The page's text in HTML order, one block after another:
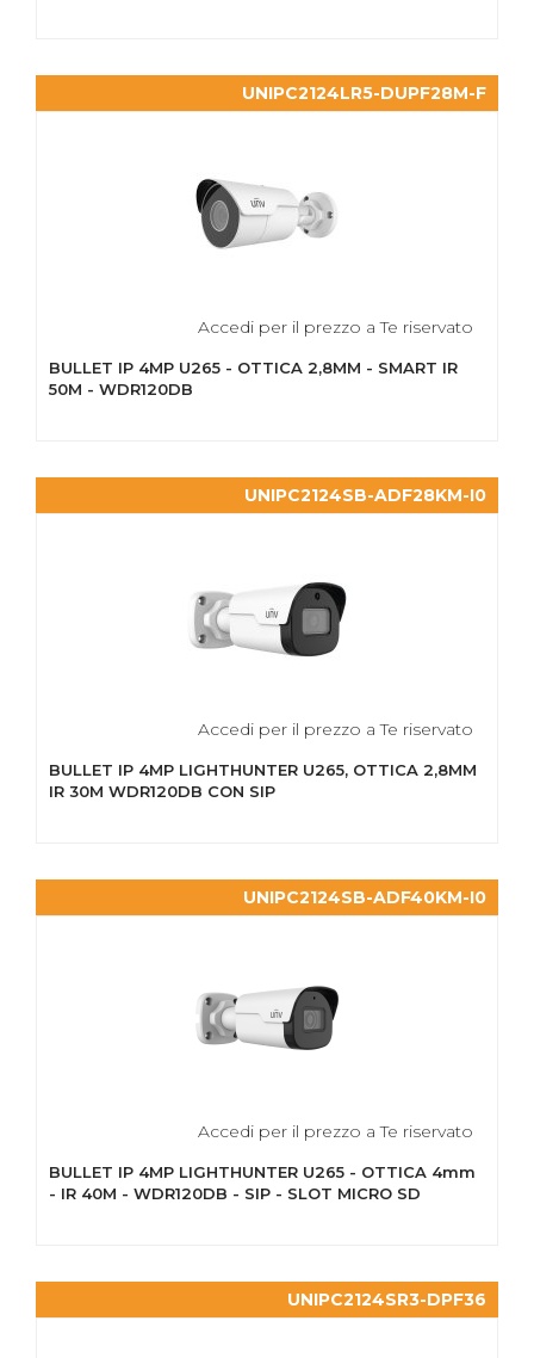
UNIPC2124LR5-DUPF28M-F
Accedi per il prezzo a Te riservato
BULLET IP 4MP U265 - OTTICA 2,8MM - SMART IR
50M - WDR120DB
UNIPC2124SB-ADF28KM-I0
Accedi per il prezzo a Te riservato
BULLET IP 4MP LIGHTHUNTER U265, OTTICA 2,8MM
IR 30M WDR120DB CON SIP
UNIPC2124SB-ADF40KM-I0
Accedi per il prezzo a Te riservato
BULLET IP 4MP LIGHTHUNTER U265 - OTTICA 4mm
- IR 40M - WDR120DB - SIP - SLOT MICRO SD
UNIPC2124SR3-DPF36